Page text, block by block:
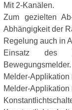
Mit 2-Kanälen.
Zum gezielten
Abhängigkeit der
Regelung auch in
Einsatz des
Bewegungsmelder.
Melder-Applikation
Melder-